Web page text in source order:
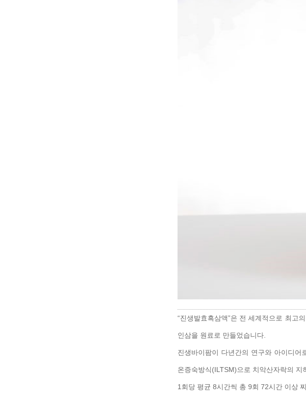
“진생발효흑삼액”은 전 세계적으로 최고
인삼을 원료로 만들었습니다.
진생바이팜이 다년간의 연구와 아이디
온증숙방식(ILTSM)으로 치악산자락의
1회당 평균 8시간씩 총 9회 72시간 이상